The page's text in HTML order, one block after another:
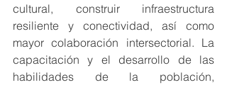
cultural, construir infraestructura
resiliente y conectividad, así como
mayor colaboración intersectorial. La
capacitación y el desarrollo de las
habilidades de la población,